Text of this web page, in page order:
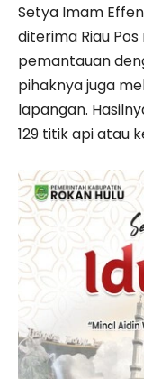
Setya Imam
diterima Riau
pemantauan
pihaknya juga
lapangan.
129 titik api atau